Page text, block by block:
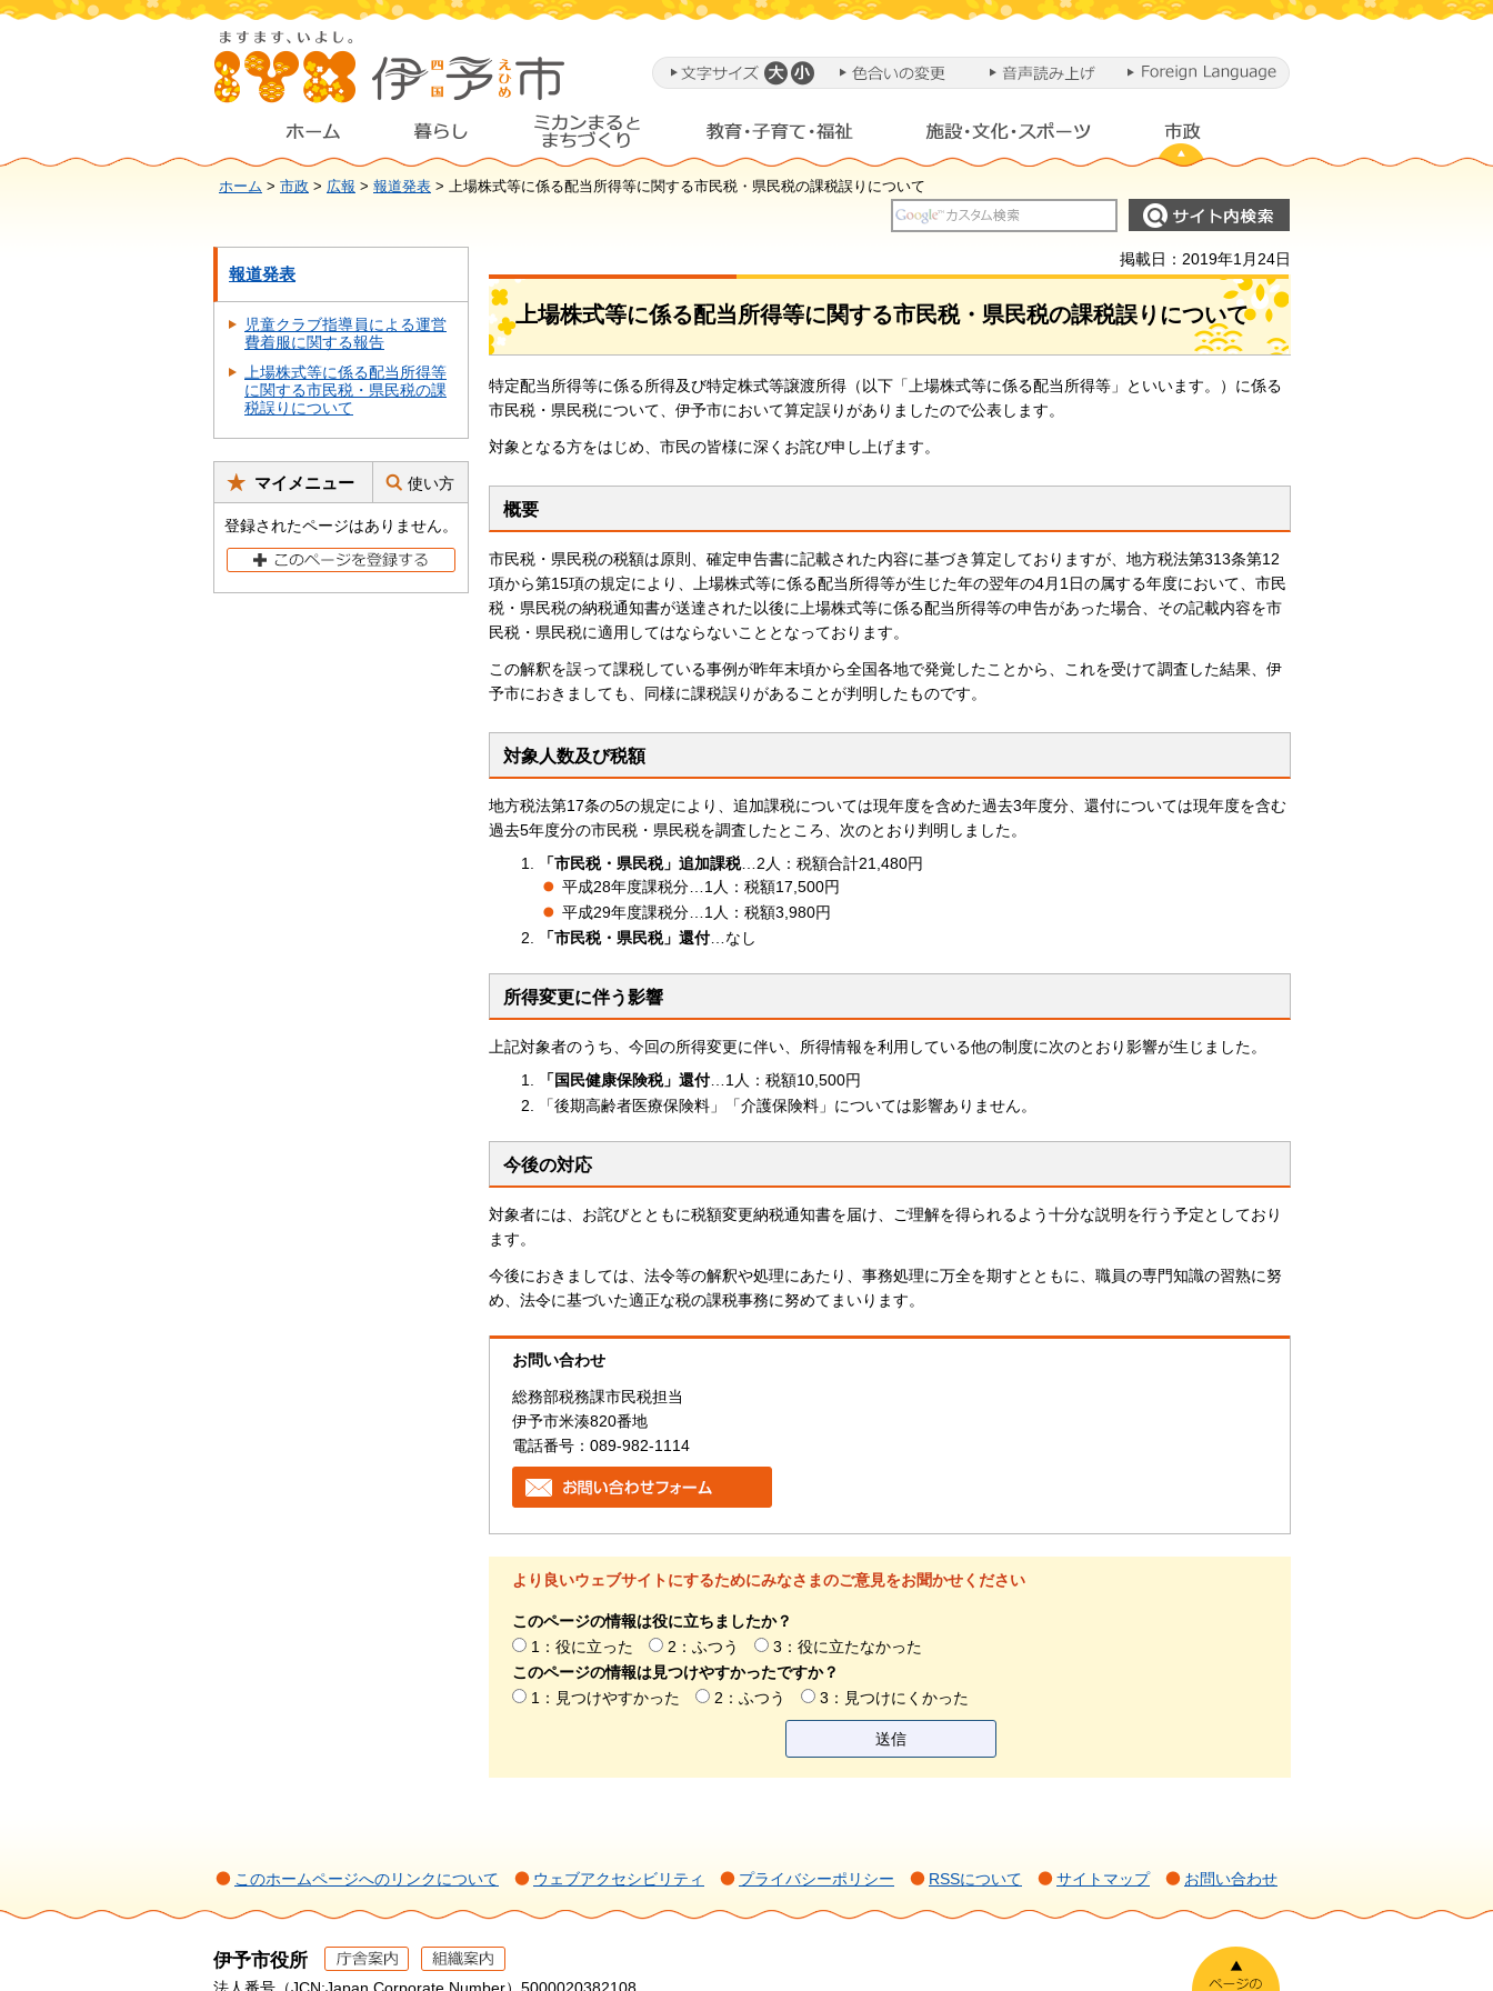
ホーム > 市政 > 広報 > 報道発表 > 上場株式等に係る配当所得等に関する市民税・県民税の課税誤りについて
報道発表
児童クラブ指導員による運営
費着服に関する報告
上場株式等に係る配当所得等
に関する市民税・県民税の課
税誤りについて
マイメニュー 使い方
登録されたページはありません。
掲載日：2019年1月24日
上場株式等に係る配当所得等に関する市民税・県民税の課税誤りについて
特定配当所得等に係る所得及び特定株式等譲渡所得（以下「上場株式等に係る配当所得等」といいます。）に係る
市民税・県民税について、伊予市において算定誤りがありましたので公表します。
対象となる方をはじめ、市民の皆様に深くお詫び申し上げます。
概要
市民税・県民税の税額は原則、確定申告書に記載された内容に基づき算定しておりますが、地方税法第313条第12
項から第15項の規定により、上場株式等に係る配当所得等が生じた年の翌年の4月1日の属する年度において、市民
税・県民税の納税通知書が送達された以後に上場株式等に係る配当所得等の申告があった場合、その記載内容を市
民税・県民税に適用してはならないこととなっております。
この解釈を誤って課税している事例が昨年末頃から全国各地で発覚したことから、これを受けて調査した結果、伊
予市におきましても、同様に課税誤りがあることが判明したものです。
対象人数及び税額
地方税法第17条の5の規定により、追加課税については現年度を含めた過去3年度分、還付については現年度を含む
過去5年度分の市民税・県民税を調査したところ、次のとおり判明しました。
「市民税・県民税」追加課税…2人：税額合計21,480円
平成28年度課税分…1人：税額17,500円
平成29年度課税分…1人：税額3,980円
「市民税・県民税」還付…なし
所得変更に伴う影響
上記対象者のうち、今回の所得変更に伴い、所得情報を利用している他の制度に次のとおり影響が生じました。
「国民健康保険税」還付…1人：税額10,500円
「後期高齢者医療保険料」「介護保険料」については影響ありません。
今後の対応
対象者には、お詫びとともに税額変更納税通知書を届け、ご理解を得られるよう十分な説明を行う予定としており
ます。
今後におきましては、法令等の解釈や処理にあたり、事務処理に万全を期すとともに、職員の専門知識の習熟に努
め、法令に基づいた適正な税の課税事務に努めてまいります。
お問い合わせ
総務部税務課市民税担当
伊予市米湊820番地
電話番号：089-982-1114
より良いウェブサイトにするためにみなさまのご意見をお聞かせください
このページの情報は役に立ちましたか？
1：役に立った
2：ふつう
3：役に立たなかった
このページの情報は見つけやすかったですか？
1：見つけやすかった
2：ふつう 3：見つけにくかった
このホームページへのリンクについて ウェブアクセシビリティ プライバシーポリシー RSSについて サイトマップ お問い合わせ
伊予市役所